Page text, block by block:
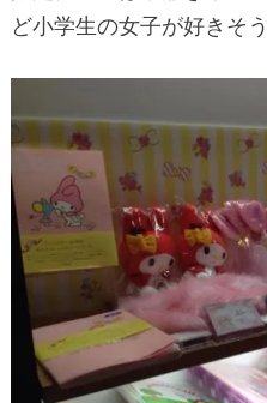
ど小学生の女子が好きそ